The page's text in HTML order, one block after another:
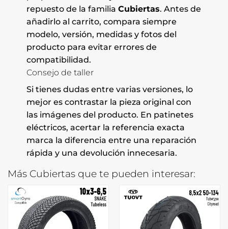
repuesto de la familia Cubiertas. Antes de
añadirlo al carrito, compara siempre
modelo, versión, medidas y fotos del
producto para evitar errores de
compatibilidad.
Consejo de taller
Si tienes dudas entre varias versiones, lo
mejor es contrastar la pieza original con
las imágenes del producto. En patinetes
eléctricos, acertar la referencia exacta
marca la diferencia entre una reparación
rápida y una devolución innecesaria.
Más Cubiertas que te pueden interesar: